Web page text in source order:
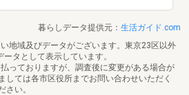
暮らしデータ提供元： 生活ガイド.com
地域及びデータがございます。東京23区以外
タとして表示しています。
っておりますが、調査後に変更がある場合が
しては各市区役所までお問い合わせいただく
さい。